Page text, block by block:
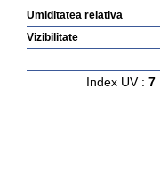
Umiditatea relativa
Vizibilitate
Index UV : 7